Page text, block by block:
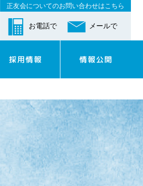
正友会についてのお問い合わせはこちら
お電話で メールで